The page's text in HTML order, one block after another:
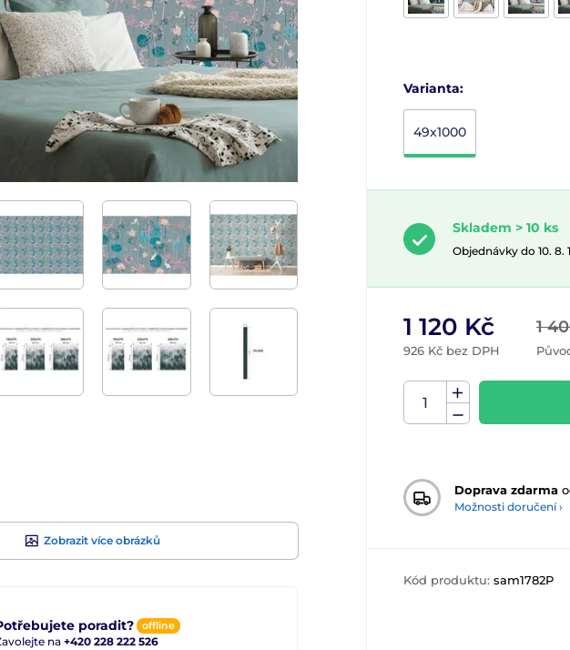
Zobrazit více obrázků
poradit? offline
na +420 228 222 526
Varianta:
49x1000
Skladem > 10 ks
Objednávky do 10. 8.
1
1 120 Kč
926 Kč bez DPH
Doprava zdarma
Možnosti doručení ›
Kód produktu: sam1782P